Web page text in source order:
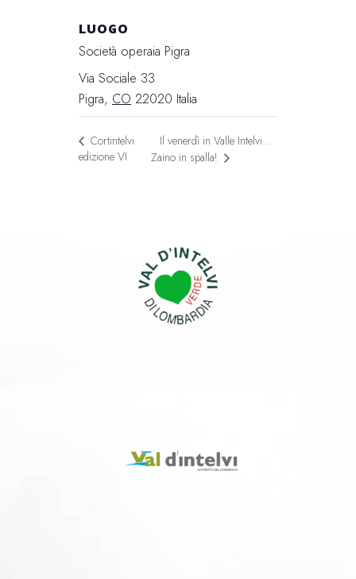
LUOGO
Società operaia Pigra
Via Sociale 33
Pigra, CO 22020 Italia
Cortintelvi
edizione VI
Il venerdì in Valle Intelvi…
Zaino in spalla!